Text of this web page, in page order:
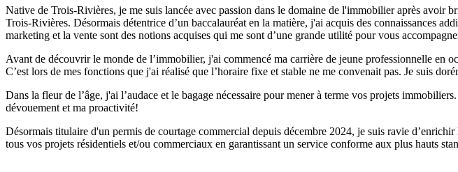
Native de Trois-Rivières, je me suis lancée avec passion dans le domaine de l'immobilier après
Trois-Rivières. Désormais détentrice d’un baccalauréat en la matière, j'ai acquis des connaissances
marketing et la vente sont des notions acquises qui me sont d’une grande utilité pour vous
Avant de découvrir le monde de l’immobilier, j'ai commencé ma carrière de jeune professionnelle en
C’est lors de mes fonctions que j'ai réalisé que l’horaire fixe et stable ne me convenait pas. Je suis
Dans la fleur de l’âge, j'ai l’audace et le bagage nécessaire pour mener à terme vos projets
dévouement et ma proactivité!
Désormais titulaire d'un permis de courtage commercial depuis décembre 2024, je suis ravie
tous vos projets résidentiels et/ou commerciaux en garantissant un service conforme aux plus hauts